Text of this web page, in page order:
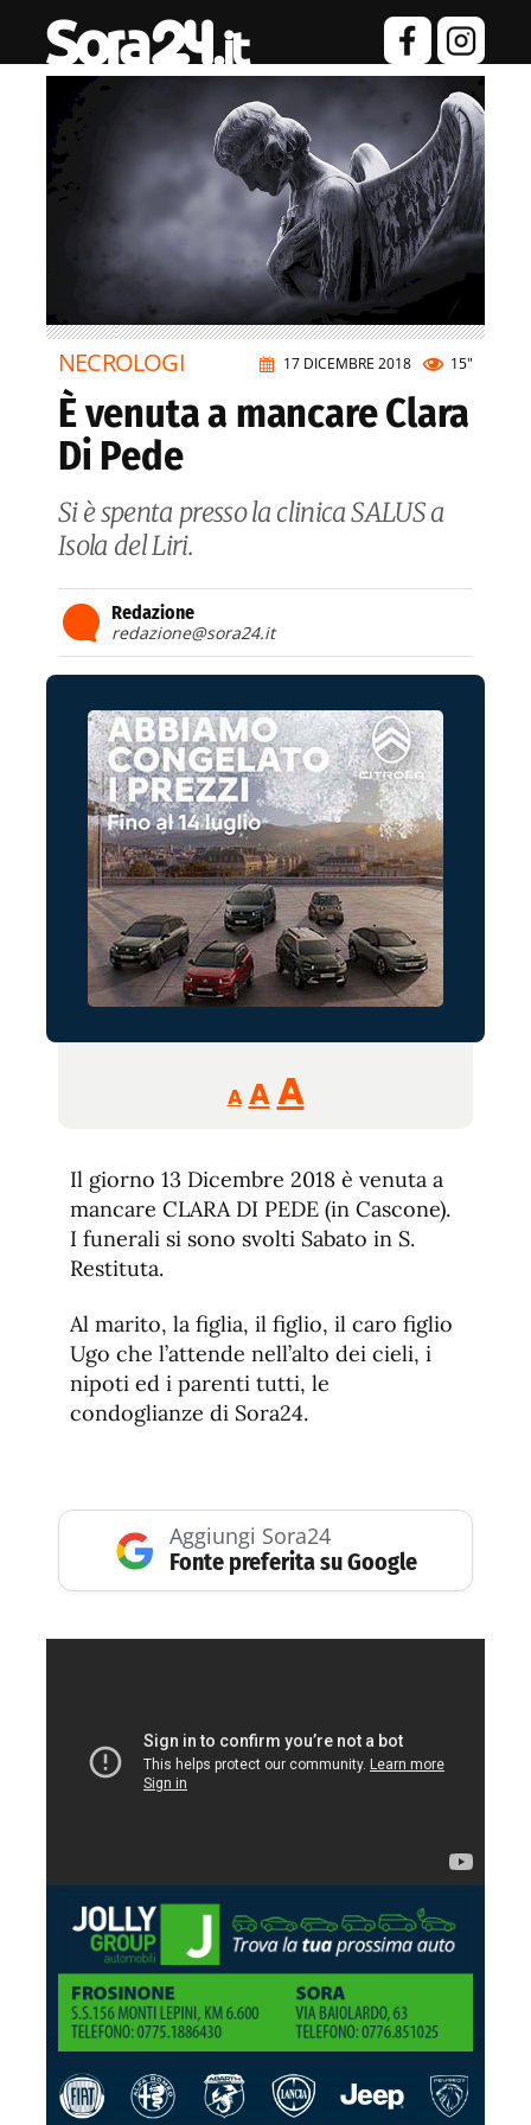
17 DICEMBRE 2018 15"
NECROLOGI
È venuta a mancare Clara
Di Pede
Si è spenta presso la clinica SALUS a
Isola del Liri.
Redazione
redazione@sora24.it
A
Reducir
tamaño
A Restablecer
de
fuente
AAumentar
de
fuente.
Il giorno 13 Dicembre 2018 è venuta a
mancare CLARA DI PEDE (in Cascone).
I funerali si sono svolti Sabato in S.
Restituta.
Al marito, la figlia, il figlio, il caro figlio
Ugo che l’attende nell’alto dei cieli, i
nipoti ed i parenti tutti, le
condoglianze di Sora24.
Aggiungi Sora24
Fonte preferita su Google